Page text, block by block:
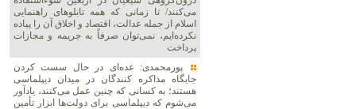
می‌کنند/ تا زمانی که همه تابلوهای راهنمایی
اسلام از جمله عدالت، اقتصاد و اخلاق آن را پیاده
نکرده‌ایم، نمی‌توان صرفاً به جریمه و مجازات
پرداخت
پورمحمدی: عده‌ای در حال سست کردن
جایگاه مذاکره کنندگان در میدان دیپلماسی
هستند؛ به کسانی که چنین عمل می‌کنند، یادآور
می‌شوم که دیپلماسی برای دولت‌ها ابزار تأمین